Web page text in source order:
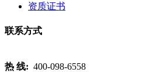
资质证书
联系方式
热 线: 400-098-6558